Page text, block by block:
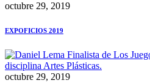
octubre 29, 2019
EXPOFICIOS 2019
octubre 29, 2019